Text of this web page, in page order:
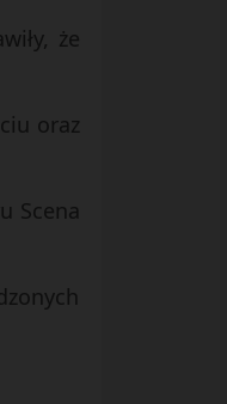
że
oraz
Scena